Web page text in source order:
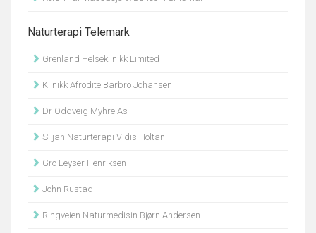
Naturterapi Telemark
Grenland Helseklinikk Limited
Klinikk Afrodite Barbro Johansen
Dr Oddveig Myhre As
Siljan Naturterapi Vidis Holtan
Gro Leyser Henriksen
John Rustad
Ringveien Naturmedisin Bjørn Andersen